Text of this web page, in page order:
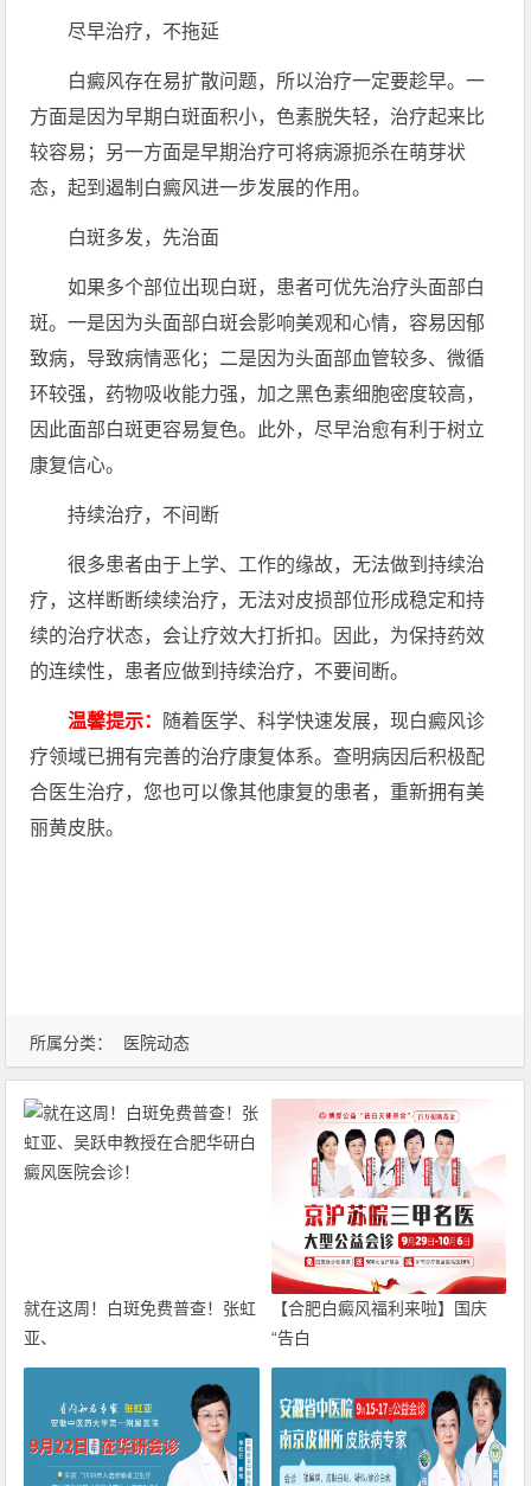
所属分类： 医院动态
尽早治疗，不拖延
白癜风存在易扩散问题，所以治疗一定要趁早。一
方面是因为早期白斑面积小，色素脱失轻，治疗起来比
较容易；另一方面是早期治疗可将病源扼杀在萌芽状
态，起到遏制白癜风进一步发展的作用。
白斑多发，先治面
如果多个部位出现白斑，患者可优先治疗头面部白
斑。一是因为头面部白斑会影响美观和心情，容易因郁
致病，导致病情恶化；二是因为头面部血管较多、微循
环较强，药物吸收能力强，加之黑色素细胞密度较高，
因此面部白斑更容易复色。此外，尽早治愈有利于树立
康复信心。
持续治疗，不间断
很多患者由于上学、工作的缘故，无法做到持续治
疗，这样断断续续治疗，无法对皮损部位形成稳定和持
续的治疗状态，会让疗效大打折扣。因此，为保持药效
的连续性，患者应做到持续治疗，不要间断。
温馨提示： 随着医学、科学快速发展，现白癜风诊
疗领域已拥有完善的治疗康复体系。查明病因后积极配
合医生治疗，您也可以像其他康复的患者，重新拥有美
丽黄皮肤。
就在这周！白斑免费普查！张虹
亚、
【合肥白癜风福利来啦】国庆
“告白